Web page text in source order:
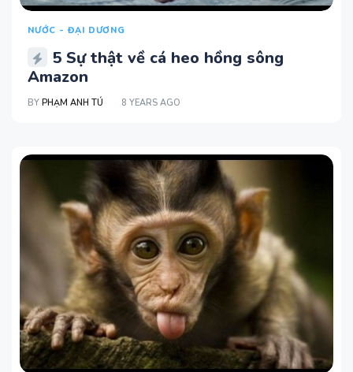
NƯỚC - ĐẠI DƯƠNG
5 Sự thật về cá heo hồng sông
Amazon
BY PHẠM ANH TÚ 8 YEARS AGO